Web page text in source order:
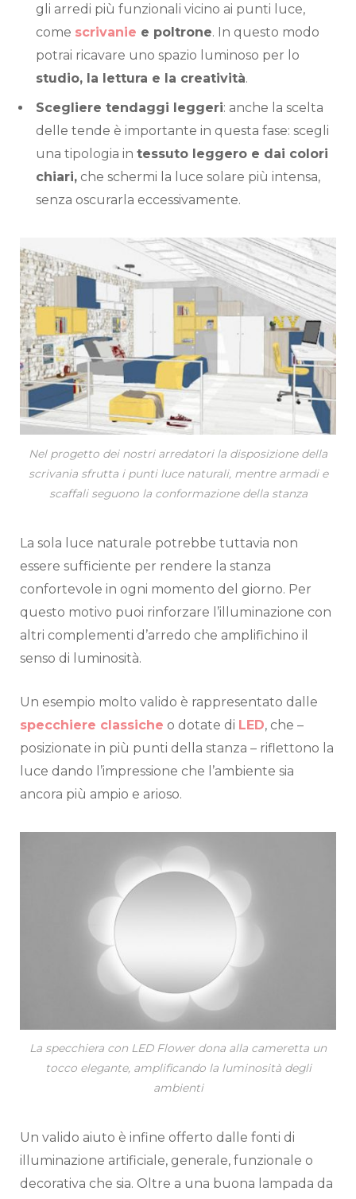
gli arredi più funzionali vicino ai punti luce,
come scrivanie e poltrone. In questo modo
potrai ricavare uno spazio luminoso per lo
studio, la lettura e la creatività.
Scegliere tendaggi leggeri: anche la scelta
delle tende è importante in questa fase: scegli
una tipologia in tessuto leggero e dai colori
chiari, che schermi la luce solare più intensa,
senza oscurarla eccessivamente.
Nel progetto dei nostri arredatori la disposizione della
scrivania sfrutta i punti luce naturali, mentre armadi e
scaffali seguono la conformazione della stanza
La sola luce naturale potrebbe tuttavia non
essere sufficiente per rendere la stanza
confortevole in ogni momento del giorno. Per
questo motivo puoi rinforzare l’illuminazione con
altri complementi d’arredo che amplifichino il
senso di luminosità.
Un esempio molto valido è rappresentato dalle
specchiere classiche o dotate di LED, che –
posizionate in più punti della stanza – riflettono la
luce dando l’impressione che l’ambiente sia
ancora più ampio e arioso.
La specchiera con LED Flower dona alla cameretta un
tocco elegante, amplificando la luminosità degli
ambienti
Un valido aiuto è infine offerto dalle fonti di
illuminazione artificiale, generale, funzionale o
decorativa che sia. Oltre a una buona lampada da